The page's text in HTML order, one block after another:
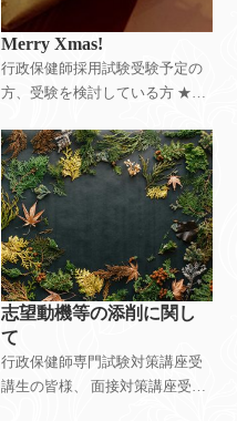
Merry Xmas!
行政保健師採用試験受験予定の
方、受験を検討している方 ★☆
はクリスマスイブですね～ あい
にくのお天気ですが、素敵な時
間をお過ごしくださいね！ さ
て、じりじ
志望動機等の添削に関し
て
行政保健師専門試験対策講座受
講生の皆様、 面接対策講座受講